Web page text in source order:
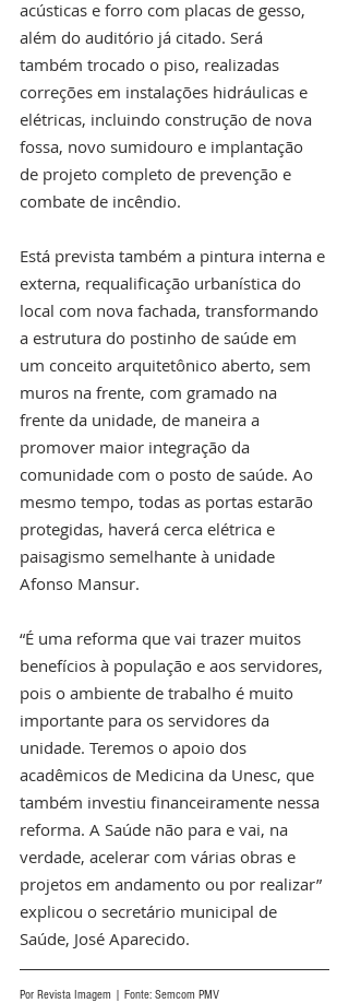
acústicas e forro com placas de gesso,
além do auditório já citado. Será
também trocado o piso, realizadas
correções em instalações hidráulicas e
elétricas, incluindo construção de nova
fossa, novo sumidouro e implantação
de projeto completo de prevenção e
combate de incêndio.
Está prevista também a pintura interna e
externa, requalificação urbanística do
local com nova fachada, transformando
a estrutura do postinho de saúde em
um conceito arquitetônico aberto, sem
muros na frente, com gramado na
frente da unidade, de maneira a
promover maior integração da
comunidade com o posto de saúde. Ao
mesmo tempo, todas as portas estarão
protegidas, haverá cerca elétrica e
paisagismo semelhante à unidade
Afonso Mansur.
“É uma reforma que vai trazer muitos
benefícios à população e aos servidores,
pois o ambiente de trabalho é muito
importante para os servidores da
unidade. Teremos o apoio dos
acadêmicos de Medicina da Unesc, que
também investiu financeiramente nessa
reforma. A Saúde não para e vai, na
verdade, acelerar com várias obras e
projetos em andamento ou por realizar”
explicou o secretário municipal de
Saúde, José Aparecido.
Por Revista Imagem | Fonte: Semcom PMV